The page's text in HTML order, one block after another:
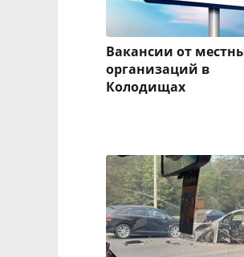
Вакансии от
организаций в
Колодищах